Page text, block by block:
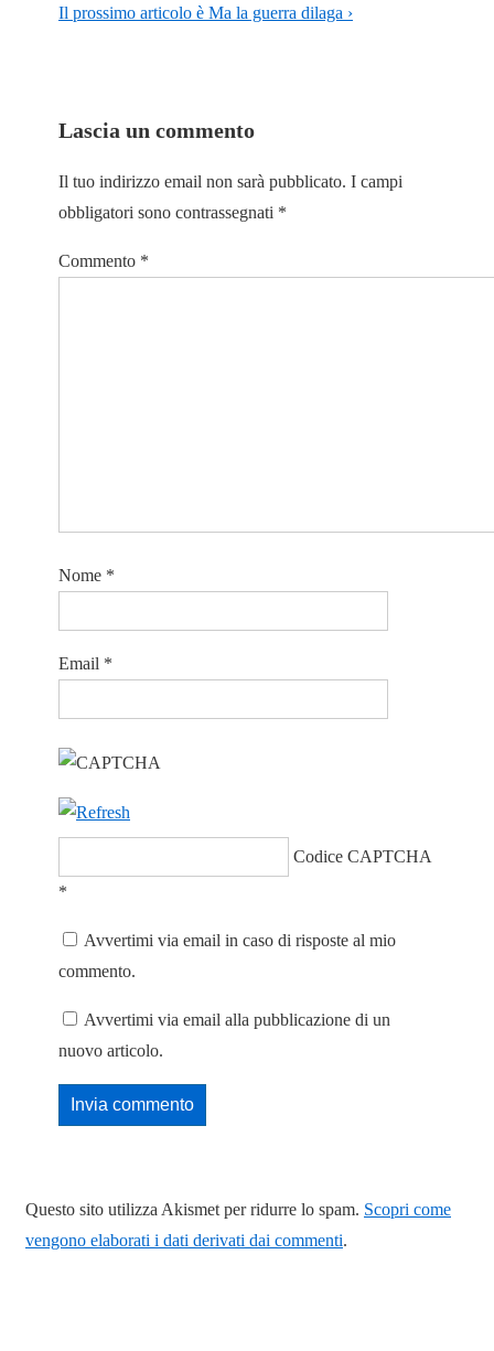
Il prossimo articolo è Ma la guerra dilaga ›
Lascia un commento
Il tuo indirizzo email non sarà pubblicato. I campi
obbligatori sono contrassegnati *
Commento *
Nome *
Email *
Codice CAPTCHA
*
Avvertimi via email in caso di risposte al mio
commento.
Avvertimi via email alla pubblicazione di un
nuovo articolo.
Questo sito utilizza Akismet per ridurre lo spam. Scopri come
vengono elaborati i dati derivati dai commenti.